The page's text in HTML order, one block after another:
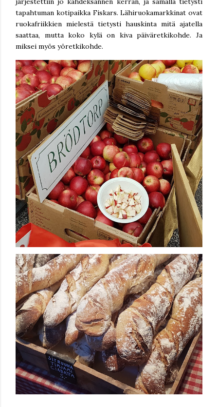
tapahtuman kotipaikka Fiskars. Lähiruokamarkkinat ovat
ruokafriikkien mielestä tietysti hauskinta mitä ajatella
saattaa, mutta koko kylä on kiva päiväretkikohde. Ja
miksei myös yöretkikohde.